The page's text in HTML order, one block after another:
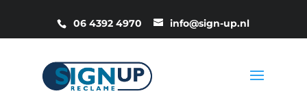
06 4392 4970 info@sign-up.nl